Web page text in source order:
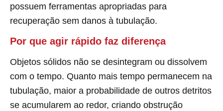
possuem ferramentas apropriadas para
recuperação sem danos à tubulação.
Por que agir rápido faz diferença
Objetos sólidos não se desintegram ou dissolvem
com o tempo. Quanto mais tempo permanecem na
tubulação, maior a probabilidade de outros detritos
se acumularem ao redor, criando obstrução